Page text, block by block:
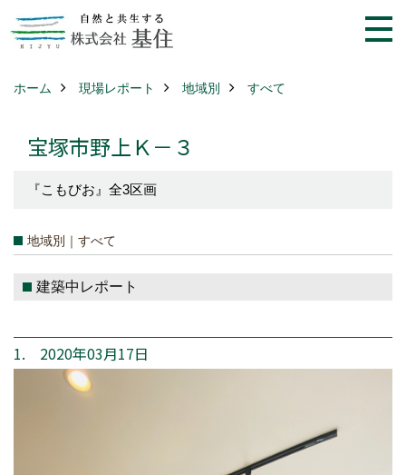
ホーム 現場レポート 地域別 すべて
宝塚市野上Ｋ－３
『こもびお』全3区画
地域別｜すべて
建築中レポート
1. 2020年03月17日